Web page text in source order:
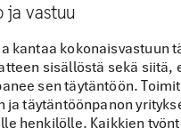
ja vastuu
kantaa kokonaisvastuun
sisällöstä sekä siitä,
sen täytäntöön.
ja täytäntöönpanon
henkilölle. Kaikkien